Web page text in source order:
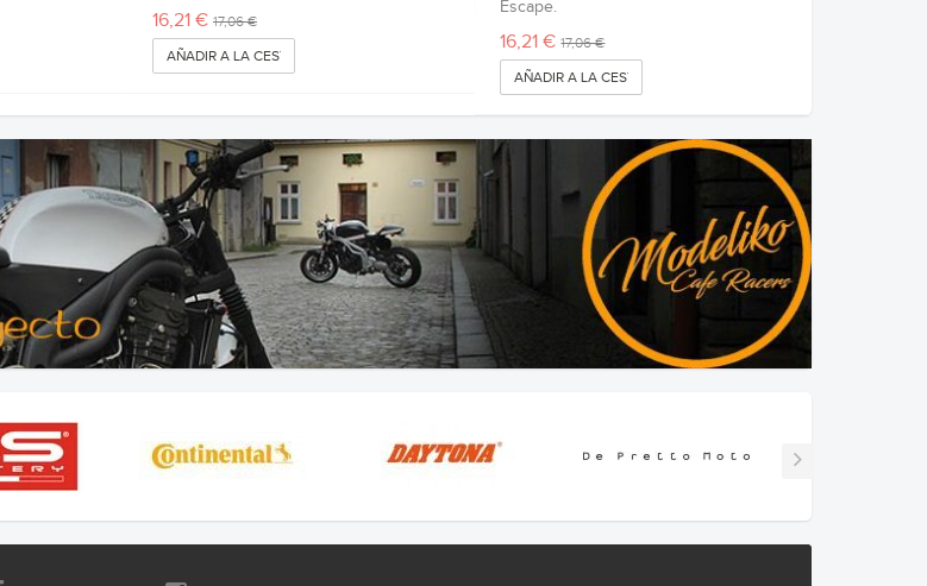
16,21 € 17,06 €
AÑADIR A LA CESTA
Escape.
16,21 € 17,06 €
AÑADIR A LA CESTA